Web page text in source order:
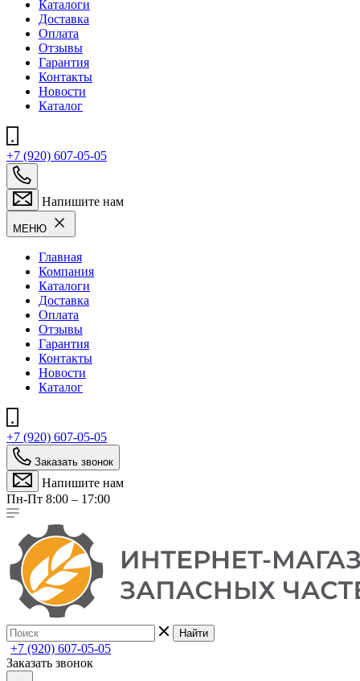
Каталоги
Доставка
Оплата
Отзывы
Гарантия
Контакты
Новости
Каталог
+7 (920) 607-05-05
Напишите нам
МЕНЮ
Главная
Компания
Каталоги
Доставка
Оплата
Отзывы
Гарантия
Контакты
Новости
Каталог
+7 (920) 607-05-05
Заказать звонок
Напишите нам
Пн-Пт 8:00 – 17:00
Найти
+7 (920) 607-05-05
Заказать звонок